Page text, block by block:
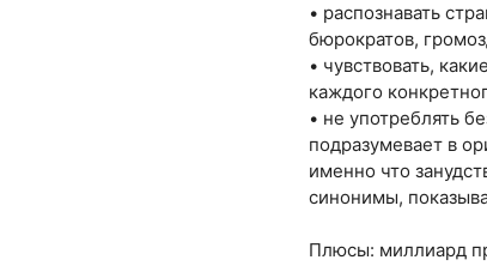
• распознавать
бюрократов,
• чувствовать,
каждого
• не употреблять
подразумевает в
именно что
синонимы,
Плюсы: миллиард